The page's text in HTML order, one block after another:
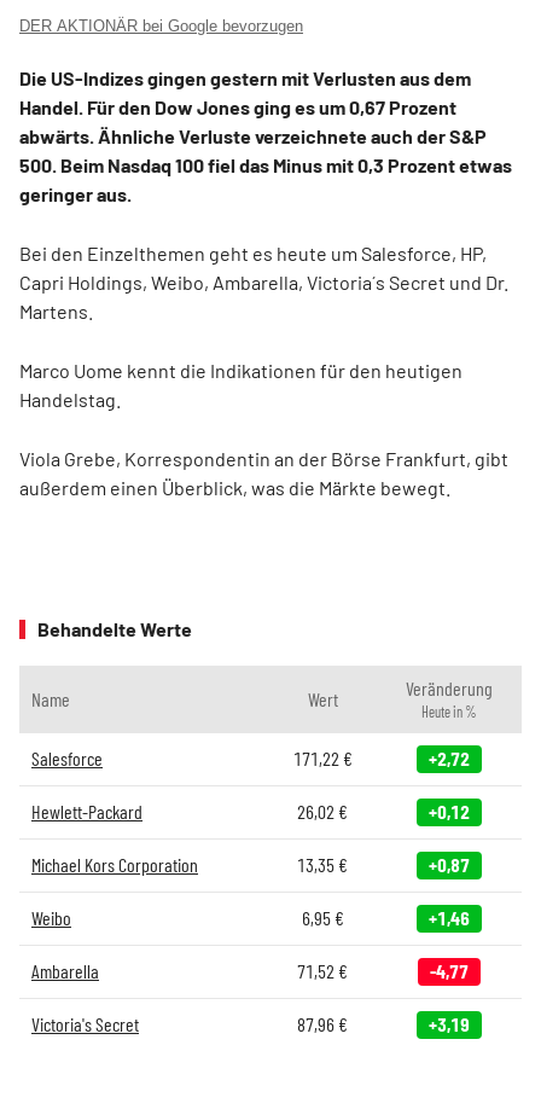
DER AKTIONÄR bei Google bevorzugen
Die US-Indizes gingen gestern mit Verlusten aus dem
Handel. Für den Dow Jones ging es um 0,67 Prozent
abwärts. Ähnliche Verluste verzeichnete auch der S&P
500. Beim Nasdaq 100 fiel das Minus mit 0,3 Prozent etwas
geringer aus.
Bei den Einzelthemen geht es heute um Salesforce, HP,
Capri Holdings, Weibo, Ambarella, Victoria´s Secret und Dr.
Martens.
Marco Uome kennt die Indikationen für den heutigen
Handelstag.
Viola Grebe, Korrespondentin an der Börse Frankfurt, gibt
außerdem einen Überblick, was die Märkte bewegt.
Behandelte Werte
Name Wert Veränderung
Heute in %
Salesforce 171,22 € +2,72
Hewlett-Packard 26,02 € +0,12
Michael Kors Corporation 13,35 € +0,87
Weibo 6,95€ +1,46
Ambarella 71,52 € -4,77
Victoria's Secret 87,96 € +3,19